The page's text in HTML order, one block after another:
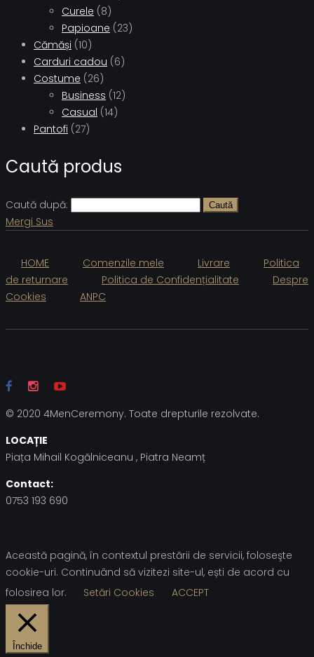
Curele (8)
Papioane (23)
Cămăși (10)
Carduri cadou (6)
Costume (26)
Business (12)
Casual (14)
Pantofi (27)
Caută produs
Caută după: Caută
Mergi Sus
HOME Comenzile mele Livrare
Politica
de returnare
Politica de Confidențialitate
Despre
Cookies
ANPC
© 2020 4MenCeremony. Toate drepturile rezolvate.
LOCAȚIE
Piața Mihail Kogălniceanu , Piatra Neamț
Contact:
0753 193 690
Această pagină, în contextul prestării de servicii, foloseşte
cookie-uri. Continuând să vizitezi site-ul, ești de acord cu
folosirea lor.
Setări Cookies ACCEPT
Închide